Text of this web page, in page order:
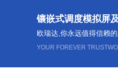
镶嵌式调度模拟屏
欧瑞达,你永远值得信赖
YOUR FOREVER